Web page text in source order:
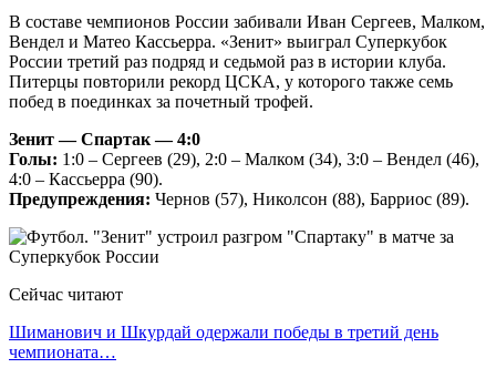
В составе чемпионов России забивали Иван Сергеев, Малком,
Вендел и Матео Кассьерра. «Зенит» выиграл Суперкубок
России третий раз подряд и седьмой раз в истории клуба.
Питерцы повторили рекорд ЦСКА, у которого также семь
побед в поединках за почетный трофей.
Зенит — Спартак— 4:0
Голы: 1:0 – Сергеев (29), 2:0 – Малком (34), 3:0 – Вендел (46),
4:0 – Кассьерра (90).
Предупреждения: Чернов (57), Николсон (88), Барриос (89).
Сейчас читают
Шиманович и Шкурдай одержали победы в третий день
чемпионата…